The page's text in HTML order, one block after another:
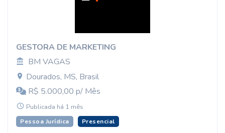
GESTORA DE MARKETING
BM VAGAS
Dourados, MS, Brasil
R$ 5.000,00 p/ Mês
Publicada há 1 mês
Pessoa Jurídica Presencial